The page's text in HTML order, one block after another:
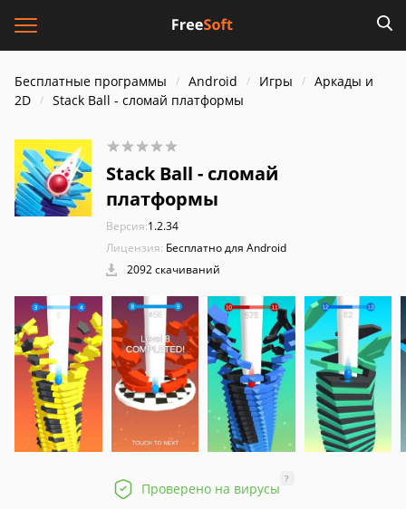
Бесплатные программы Android Игры
Аркады и
2D
Stack Ball - сломай платформы
Stack Ball - сломай
платформы
Версия:1.2.34
Лицензия: Бесплатно для Android
2092 скачиваний
Проверено на вирусы
?